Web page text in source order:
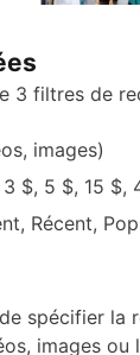
3 filtres de
images)
$, 5 $, 15 $,
Récent,
spécifier la
images ou